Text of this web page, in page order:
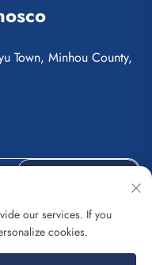
Town, Minhou County,
Trading Co., Ltd. Todos
our services. If you
cookies.